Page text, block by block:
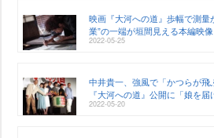
映画『大河への道』歩幅で測量
業”の一端が垣間見える本編映像
2022-05-25
中井貴一、強風で「かつらが
『大河への道』公開に「娘を届
2022-05-20